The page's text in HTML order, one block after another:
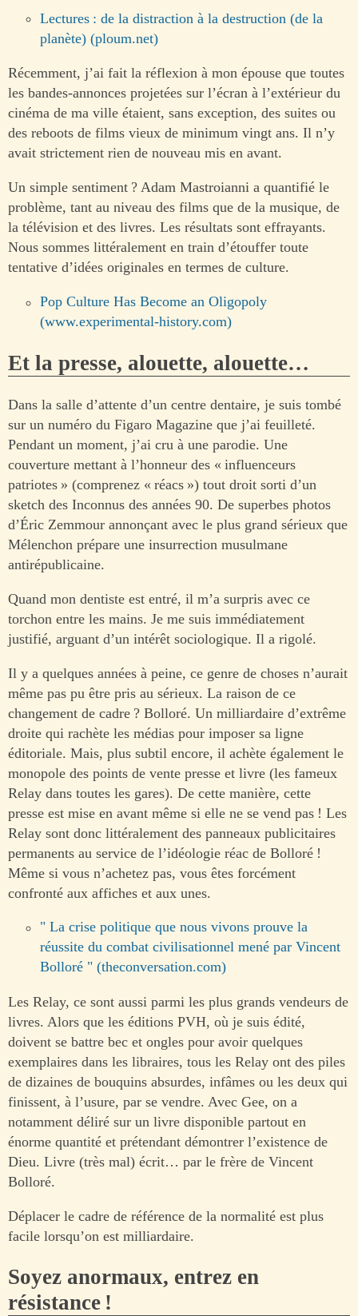
Lectures : de la distraction à la destruction (de la
planète) (ploum.net)
Récemment, j’ai fait la réflexion à mon épouse que toutes
les bandes-annonces projetées sur l’écran à l’extérieur du
cinéma de ma ville étaient, sans exception, des suites ou
des reboots de films vieux de minimum vingt ans. Il n’y
avait strictement rien de nouveau mis en avant.
Un simple sentiment ? Adam Mastroianni a quantifié le
problème, tant au niveau des films que de la musique, de
la télévision et des livres. Les résultats sont effrayants.
Nous sommes littéralement en train d’étouffer toute
tentative d’idées originales en termes de culture.
Pop Culture Has Become an Oligopoly
(www.experimental-history.com)
Et la presse, alouette, alouette…
Dans la salle d’attente d’un centre dentaire, je suis tombé
sur un numéro du Figaro Magazine que j’ai feuilleté.
Pendant un moment, j’ai cru à une parodie. Une
couverture mettant à l’honneur des « influenceurs
patriotes » (comprenez « réacs ») tout droit sorti d’un
sketch des Inconnus des années 90. De superbes photos
d’Éric Zemmour annonçant avec le plus grand sérieux que
Mélenchon prépare une insurrection musulmane
antirépublicaine.
Quand mon dentiste est entré, il m’a surpris avec ce
torchon entre les mains. Je me suis immédiatement
justifié, arguant d’un intérêt sociologique. Il a rigolé.
Il y a quelques années à peine, ce genre de choses n’aurait
même pas pu être pris au sérieux. La raison de ce
changement de cadre ? Bolloré. Un milliardaire d’extrême
droite qui rachète les médias pour imposer sa ligne
éditoriale. Mais, plus subtil encore, il achète également le
monopole des points de vente presse et livre (les fameux
Relay dans toutes les gares). De cette manière, cette
presse est mise en avant même si elle ne se vend pas ! Les
Relay sont donc littéralement des panneaux publicitaires
permanents au service de l’idéologie réac de Bolloré !
Même si vous n’achetez pas, vous êtes forcément
confronté aux affiches et aux unes.
" La crise politique que nous vivons prouve la
réussite du combat civilisationnel mené par Vincent
Bolloré " (theconversation.com)
Les Relay, ce sont aussi parmi les plus grands vendeurs de
livres. Alors que les éditions PVH, où je suis édité,
doivent se battre bec et ongles pour avoir quelques
exemplaires dans les libraires, tous les Relay ont des piles
de dizaines de bouquins absurdes, infâmes ou les deux qui
finissent, à l’usure, par se vendre. Avec Gee, on a
notamment déliré sur un livre disponible partout en
énorme quantité et prétendant démontrer l’existence de
Dieu. Livre (très mal) écrit… par le frère de Vincent
Bolloré.
Déplacer le cadre de référence de la normalité est plus
facile lorsqu’on est milliardaire.
Soyez anormaux, entrez en
résistance !